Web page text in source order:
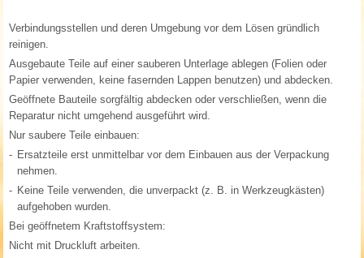
Verbindungsstellen und deren Umgebung vor dem Lösen gründlich
reinigen.
Ausgebaute Teile auf einer sauberen Unterlage ablegen (Folien oder
Papier verwenden, keine fasernden Lappen benutzen) und abdecken.
Geöffnete Bauteile sorgfältig abdecken oder verschließen, wenn die
Reparatur nicht umgehend ausgeführt wird.
Nur saubere Teile einbauen:
- Ersatzteile erst unmittelbar vor dem Einbauen aus der Verpackung
nehmen.
- Keine Teile verwenden, die unverpackt (z. B. in Werkzeugkästen)
aufgehoben wurden.
Bei geöffnetem Kraftstoffsystem:
Nicht mit Druckluft arbeiten.